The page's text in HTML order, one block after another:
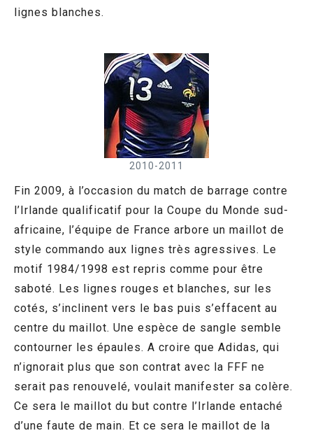
lignes blanches.
2010-2011
Fin 2009, à l’occasion du match de barrage contre
l’Irlande qualificatif pour la Coupe du Monde sud-
africaine, l’équipe de France arbore un maillot de
style commando aux lignes très agressives. Le
motif 1984/1998 est repris comme pour être
saboté. Les lignes rouges et blanches, sur les
cotés, s’inclinent vers le bas puis s’effacent au
centre du maillot. Une espèce de sangle semble
contourner les épaules. A croire que Adidas, qui
n’ignorait plus que son contrat avec la FFF ne
serait pas renouvelé, voulait manifester sa colère.
Ce sera le maillot du but contre l’Irlande entaché
d’une faute de main. Et ce sera le maillot de la